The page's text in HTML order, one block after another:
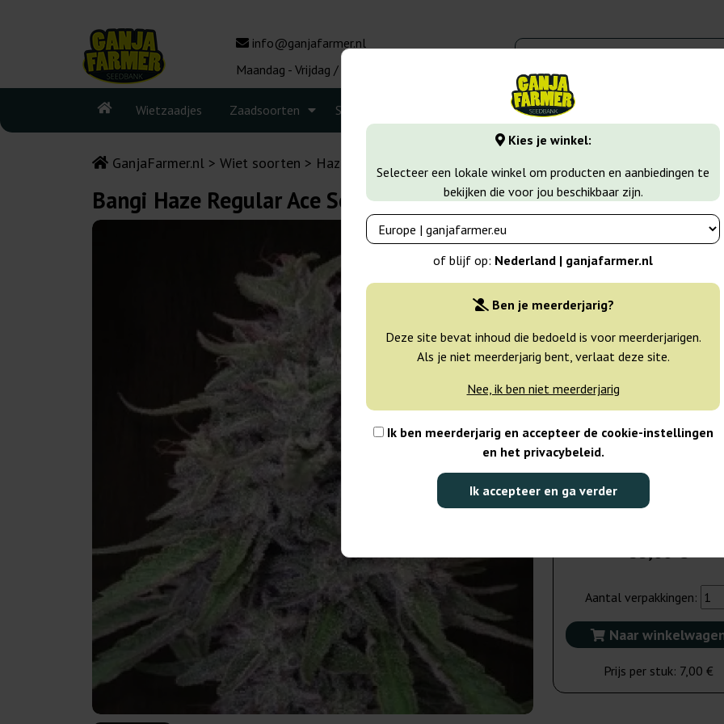
Kies je winkel:
Selecteer een lokale winkel om producten en aanbiedingen te
bekijken die voor jou beschikbaar zijn.
of blijf op: Nederland | ganjafarmer.nl
Ben je meerderjarig?
Deze site bevat inhoud die bedoeld is voor meerderjarigen.
Als je niet meerderjarig bent, verlaat deze site.
Nee, ik ben niet meerderjarig
Ik ben meerderjarig en accepteer de cookie-instellingen
en het privacybeleid.
Ik accepteer en ga verder
info@ganjafarmer.nl
Maandag - Vrijdag / 10:00 - 16:00
Wietzaadjes Zaadsoorten Seedbanks Meer
GanjaFarmer.nl Wiet soorten Haze
Bangi Haze Regular Ace Seeds
Ace Seeds
5 zaden
Verzonden binnen
10 zaden
Verzonden binnen
3-7 dagen
35,00 €
Aantal verpakkingen:
Naar
Prijs per stuk: 7,00 €